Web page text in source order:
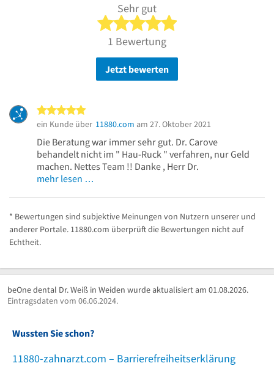
Sehr gut
5 von 5 Sternen
1 Bewertung
Jetzt bewerten
ein Kunde über 11880.com am 27. Oktober 2021
Die Beratung war immer sehr gut. Dr. Carove
behandelt nicht im " Hau-Ruck " verfahren, nur Geld
machen. Nettes Team !! Danke , Herr Dr.
mehr lesen …
* Bewertungen sind subjektive Meinungen von Nutzern unserer und
anderer Portale. 11880.com überprüft die Bewertungen nicht auf
Echtheit.
beOne dental Dr. Weiß in Weiden wurde aktualisiert am 01.08.2026.
Eintragsdaten vom 06.06.2024.
Wussten Sie schon?
11880-zahnarzt.com – Barrierefreiheitserklärung